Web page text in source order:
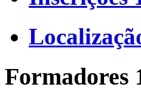
Formadores